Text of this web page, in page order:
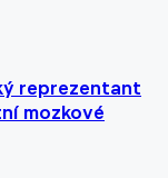
reprezentant
mozkové